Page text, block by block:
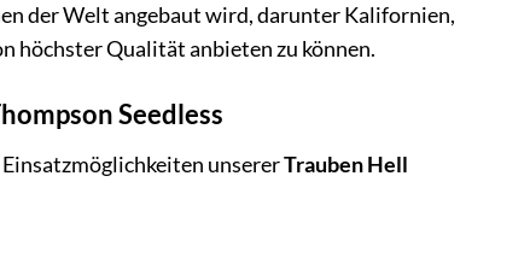
der Welt angebaut wird, darunter Kalifornien,
höchster Qualität anbieten zu können.
Seedless
unsererTrauben Hell